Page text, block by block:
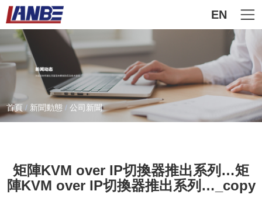
EN
首頁 / 新聞動態 /公司新聞
矩陣KVM over IP切換器推出系列…矩
陣KVM over IP切換器推出系列…_copy